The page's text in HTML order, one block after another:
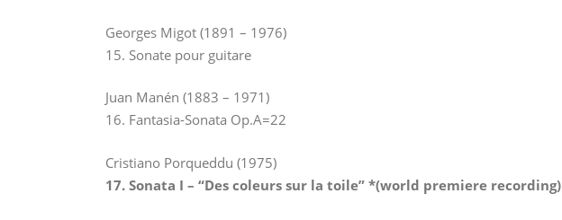
Georges Migot (1891 – 1976)
15. Sonate pour guitare
Juan Manén (1883 – 1971)
16. Fantasia-Sonata Op.A=22
Cristiano Porqueddu (1975)
17. Sonata I – “Des coleurs sur la toile” *(world premiere recording)